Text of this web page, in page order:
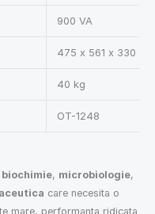
900 VA
475 x 561 x 330
40 kg
OT-1248
biochimie, microbiologie,
care necesita o
mare, performanta ridicata